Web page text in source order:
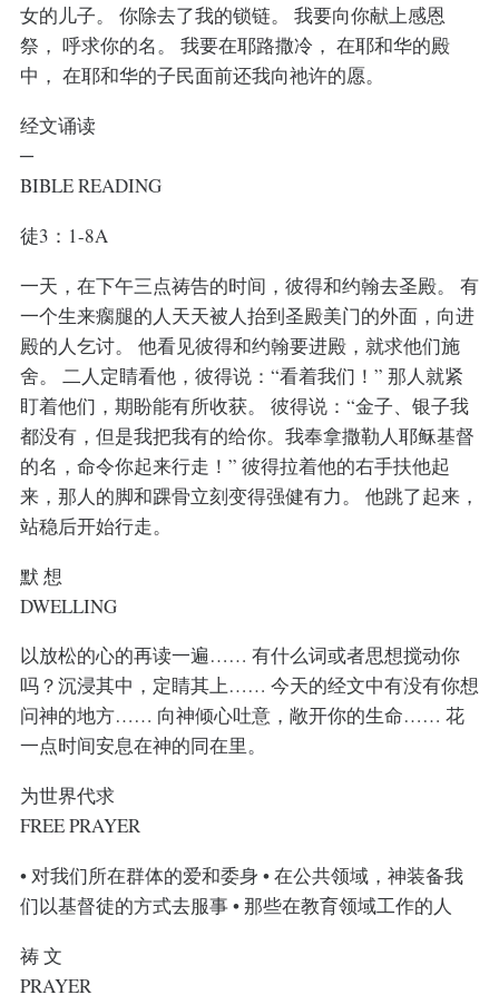
女的儿子。 你除去了我的锁链。 我要向你献上感恩
祭， 呼求你的名。 我要在耶路撒冷， 在耶和华的殿
中， 在耶和华的子民面前还我向祂许的愿。
经文诵读
─
BIBLE READING
徒3：1-8A
一天，在下午三点祷告的时间，彼得和约翰去圣殿。 有
一个生来瘸腿的人天天被人抬到圣殿美门的外面，向进
殿的人乞讨。 他看见彼得和约翰要进殿，就求他们施
舍。 二人定睛看他，彼得说：“看着我们！” 那人就紧
盯着他们，期盼能有所收获。 彼得说：“金子、银子我
都没有，但是我把我有的给你。我奉拿撒勒人耶稣基督
的名，命令你起来行走！” 彼得拉着他的右手扶他起
来，那人的脚和踝骨立刻变得强健有力。 他跳了起来，
站稳后开始行走。
默 想
DWELLING
以放松的心的再读一遍…… 有什么词或者思想搅动你
吗？沉浸其中，定睛其上…… 今天的经文中有没有你想
问神的地方…… 向神倾心吐意，敞开你的生命…… 花
一点时间安息在神的同在里。
为世界代求
FREE PRAYER
• 对我们所在群体的爱和委身 • 在公共领域，神装备我
们以基督徒的方式去服事 • 那些在教育领域工作的人
祷 文
PRAYER